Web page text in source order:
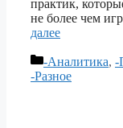
практик,
не более чем
далее
Рубрики
-Аналитика, -
-Разное